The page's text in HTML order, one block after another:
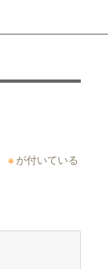
※ が付いている